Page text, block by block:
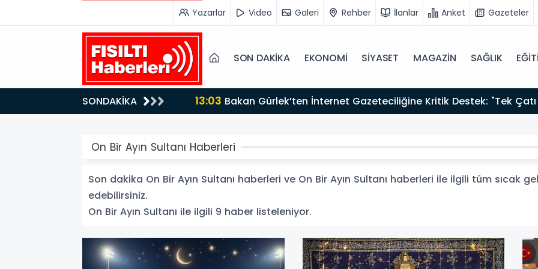
Yazarlar Video Galeri Rehber İlanlar Anket Gazeteler
SON DAKİKA EKONOMİ SİYASET MAGAZİN SAĞLIK
SONDAKİKA 13:03
Düzenlemeye Hazırız"
On Bir Ayın Sultanı Haberleri
Son dakika On Bir Ayın Sultanı haberleri ve On Bir Ayın Sultanı haberleri ile ilgili tüm sıcak
edebilirsiniz.
On Bir Ayın Sultanı ile ilgili 9 haber listeleniyor.